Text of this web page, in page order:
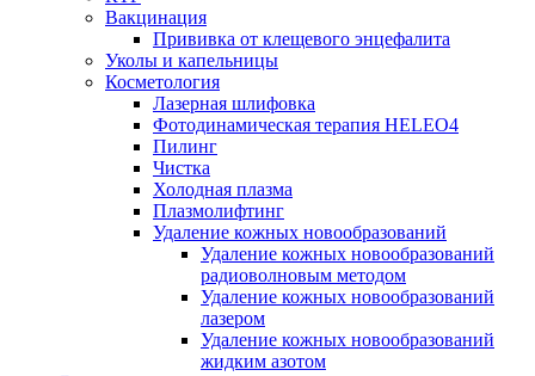
Вакцинация
Прививка от клещевого энцефалита
Уколы и капельницы
Косметология
Лазерная шлифовка
Фотодинамическая терапия HELEO4
Пилинг
Чистка
Холодная плазма
Плазмолифтинг
Удаление кожных новообразований
Удаление кожных новообразований
радиоволновым методом
Удаление кожных новообразований
лазером
Удаление кожных новообразований
жидким азотом